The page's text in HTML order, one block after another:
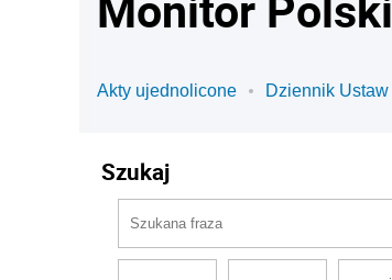
Akty ujednolicone Dziennik Ustaw
Szukaj